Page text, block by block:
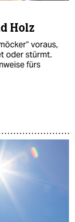
Holz
voraus,
oder stürmt.
fürs